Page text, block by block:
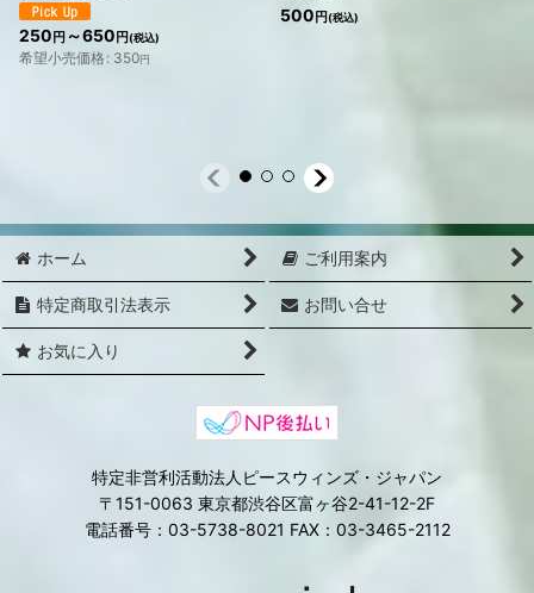
250 円 ～650 円(税込)
希望小売価格 : 350円
500 円(税込)
ホーム ご利用案内
特定商取引法表示 お問い合せ
お気に入り
特定非営利活動法人ピースウィンズ・ジャパン
〒151-0063 東京都渋谷区富ヶ谷2-41-12-2F
電話番号：03-5738-8021 FAX：03-3465-2112